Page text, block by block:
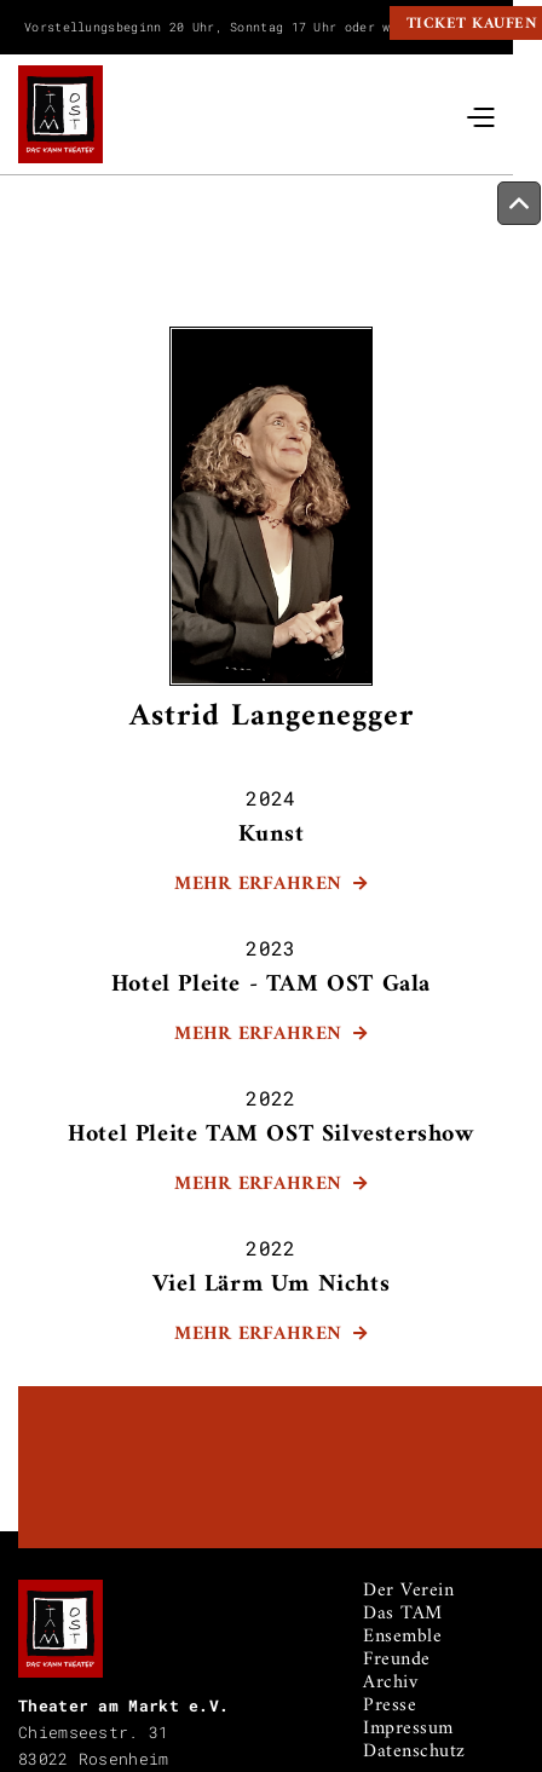
Vorstellungsbeginn 20 Uhr, Sonntag 17 Uhr oder wie angegeben.
TICKET KAUFEN
Astrid Langenegger
2024
Kunst
MEHR ERFAHREN 
2023
Hotel Pleite - TAM OST Gala
MEHR ERFAHREN 
2022
Hotel Pleite TAM OST Silvestershow
MEHR ERFAHREN 
2022
Viel Lärm Um Nichts
MEHR ERFAHREN 
Theater am Markt e.V.
Chiemseestr. 31
83022 Rosenheim
Der Verein
Das TAM
Ensemble
Freunde
Archiv
Presse
Impressum
Datenschutz